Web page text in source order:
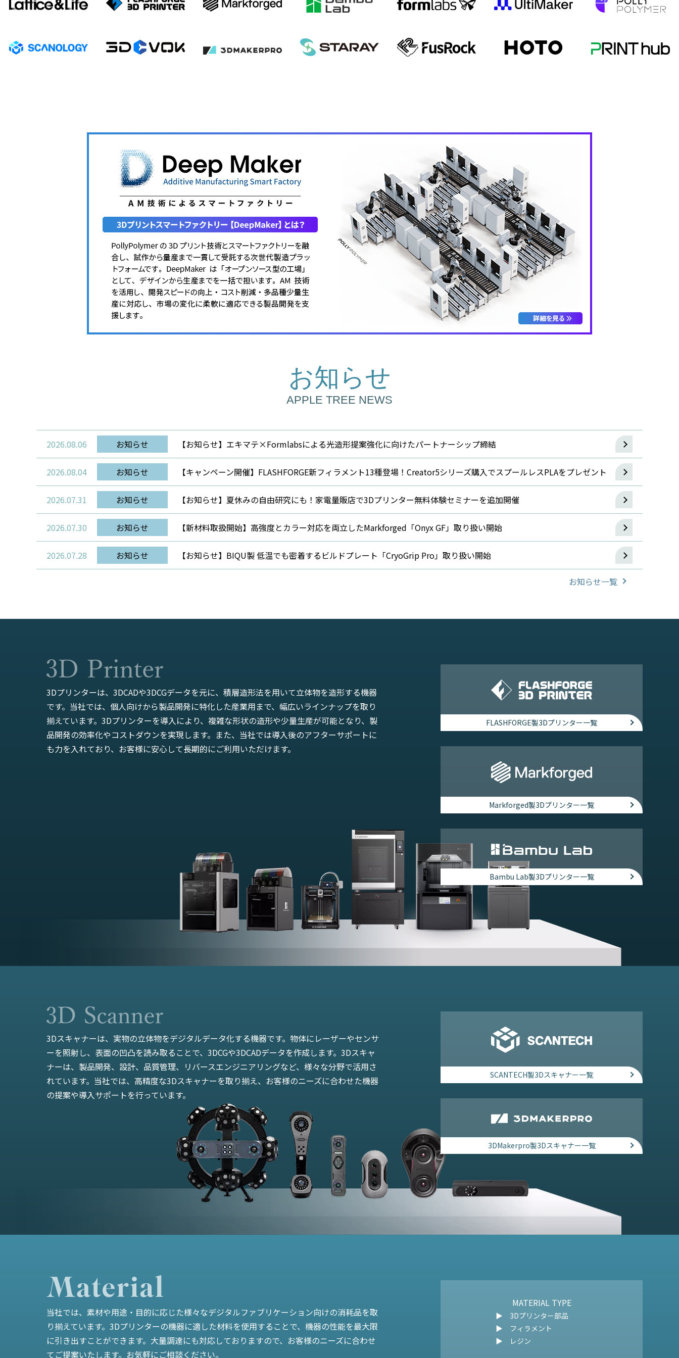
お知らせ
APPLE TREE NEWS
2026.08.06 お知らせ 【お知らせ】エキマテ×Formlabsによる光造形提案強化に向けたパートナーシップ締結
2026.08.04 お知らせ 【キャンペーン開催】FLASHFORGE新フィラメント13種登場！Creator5シリーズ購入でスプールレスPLAをプレゼント
2026.07.31 お知らせ 【お知らせ】夏休みの自由研究にも！家電量販店で3Dプリンター無料体験セミナーを追加開催
2026.07.30 お知らせ 【新材料取扱開始】高強度とカラー対応を両立したMarkforged「Onyx GF」取り扱い開始
2026.07.28 お知らせ 【お知らせ】BIQU製 低温でも密着するビルドプレート「CryoGrip Pro」取り扱い開始
お知らせ一覧
3Dプリンターは、3DCADや3DCGデータを元に、積層造形法を用いて立体物を造形する機器
です。当社では、個人向けから製品開発に特化した産業用まで、幅広いラインナップを取り
揃えています。3Dプリンターを導入により、複雑な形状の造形や少量生産が可能となり、製
品開発の効率化やコストダウンを実現します。また、当社では導入後のアフターサポートに
も力を入れており、お客様に安心して長期的にご利用いただけます。
FLASHFORGE製3Dプリンター一覧
Markforged製3Dプリンター一覧
Bambu Lab製3Dプリンター一覧
3Dスキャナーは、実物の立体物をデジタルデータ化する機器です。物体にレーザーやセンサ
ーを照射し、表面の凹凸を読み取ることで、3DCGや3DCADデータを作成します。3Dスキャ
ナーは、製品開発、設計、品質管理、リバースエンジニアリングなど、様々な分野で活用さ
れています。当社では、高精度な3Dスキャナーを取り揃え、お客様のニーズに合わせた機器
の提案や導入サポートを行っています。
SCANTECH製3Dスキャナー一覧
3DMakerpro製3Dスキャナー一覧
当社では、素材や用途・目的に応じた様々なデジタルファブリケーション向けの消耗品を取
り揃えています。3Dプリンターの機器に適した材料を使用することで、機器の性能を最大限
に引き出すことができます。大量調達にも対応しておりますので、お客様のニーズに合わせ
てご提案いたします。お気軽にご相談ください。
MATERIAL TYPE
▶︎ 3Dプリンター部品
▶︎ フィラメント
▶︎ レジン